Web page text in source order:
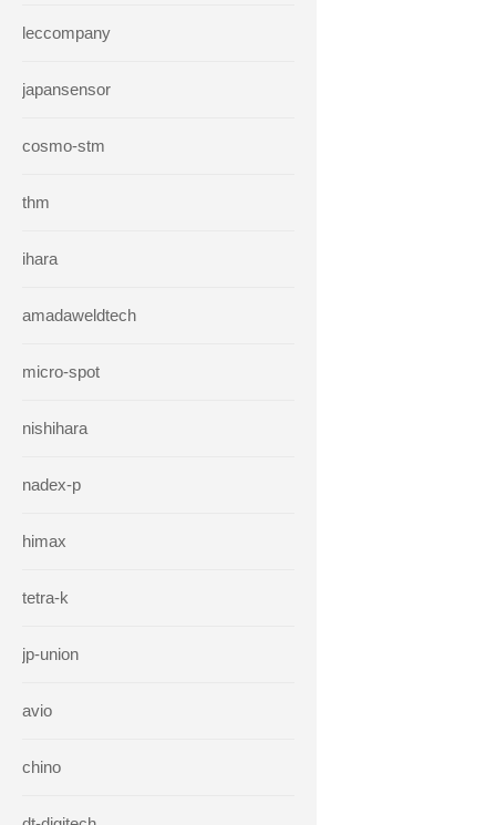
leccompany
japansensor
cosmo-stm
thm
ihara
amadaweldtech
micro-spot
nishihara
nadex-p
himax
tetra-k
jp-union
avio
chino